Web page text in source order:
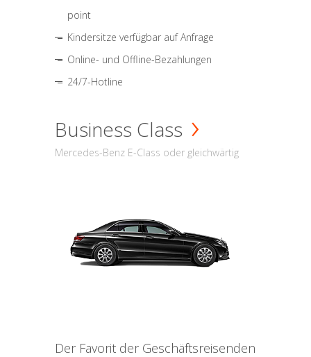
point
Kindersitze verfügbar auf Anfrage
Online- und Offline-Bezahlungen
24/7-Hotline
Business Class
Mercedes-Benz E-Class oder gleichwärtig
Der Favorit der Geschäftsreisenden